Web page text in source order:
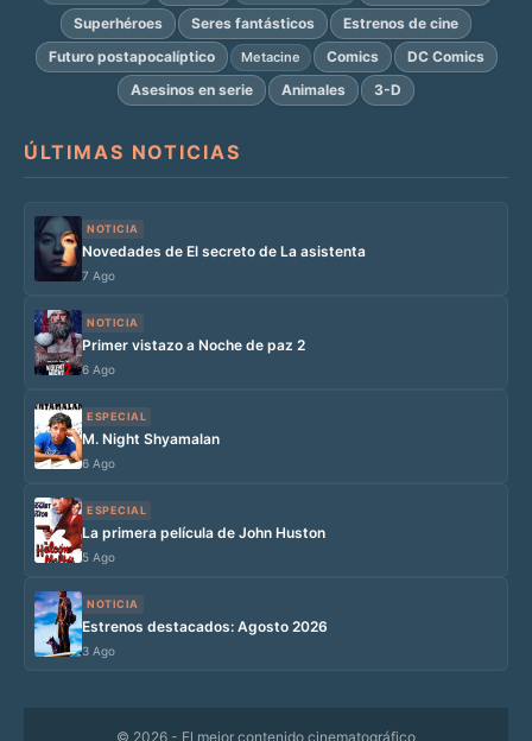
Superhéroes
Seres fantásticos
Estrenos de cine
Futuro postapocalíptico
Metacine Comics
DC Comics
Asesinos en serie
Animales 3-D
ÚLTIMAS NOTICIAS
NOTICIA
Novedades de El secreto de La asistenta
7 Ago
NOTICIA
Primer vistazo a Noche de paz 2
6 Ago
ESPECIAL
M. Night Shyamalan
6 Ago
ESPECIAL
La primera película de John Huston
5 Ago
NOTICIA
Estrenos destacados: Agosto 2026
3 Ago
© 2026 - El mejor contenido cinematográfico